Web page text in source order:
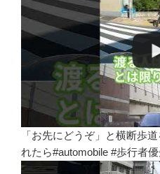
「お先にどうぞ」と横断歩
れたら#automobile #歩行者